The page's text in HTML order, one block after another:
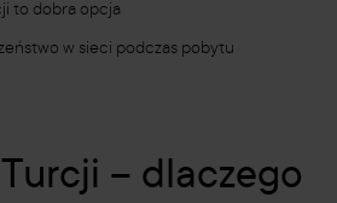
to dobra opcja
w sieci podczas pobytu
– dlaczego